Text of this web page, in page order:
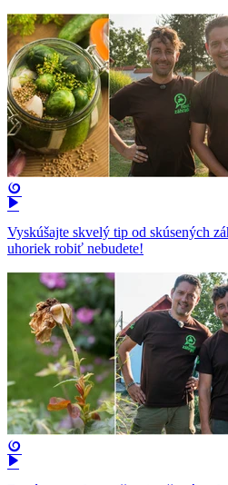
Vyskúšajte skvelý tip od skúsených
uhoriek robiť nebudete!